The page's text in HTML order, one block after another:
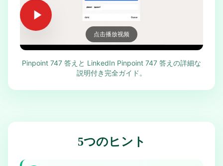
点击播放视频
Pinpoint 747 答えと LinkedIn Pinpoint 747 答えの詳細な
説明付き完全ガイド。
5つのヒント